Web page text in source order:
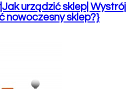
urządzić sklep| Wystrój
nowoczesny sklep?}